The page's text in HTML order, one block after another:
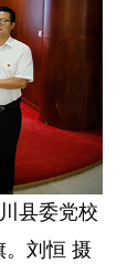
县委党校
。刘恒 摄